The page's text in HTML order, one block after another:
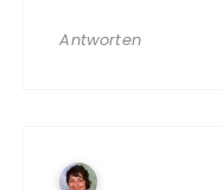
Antworten